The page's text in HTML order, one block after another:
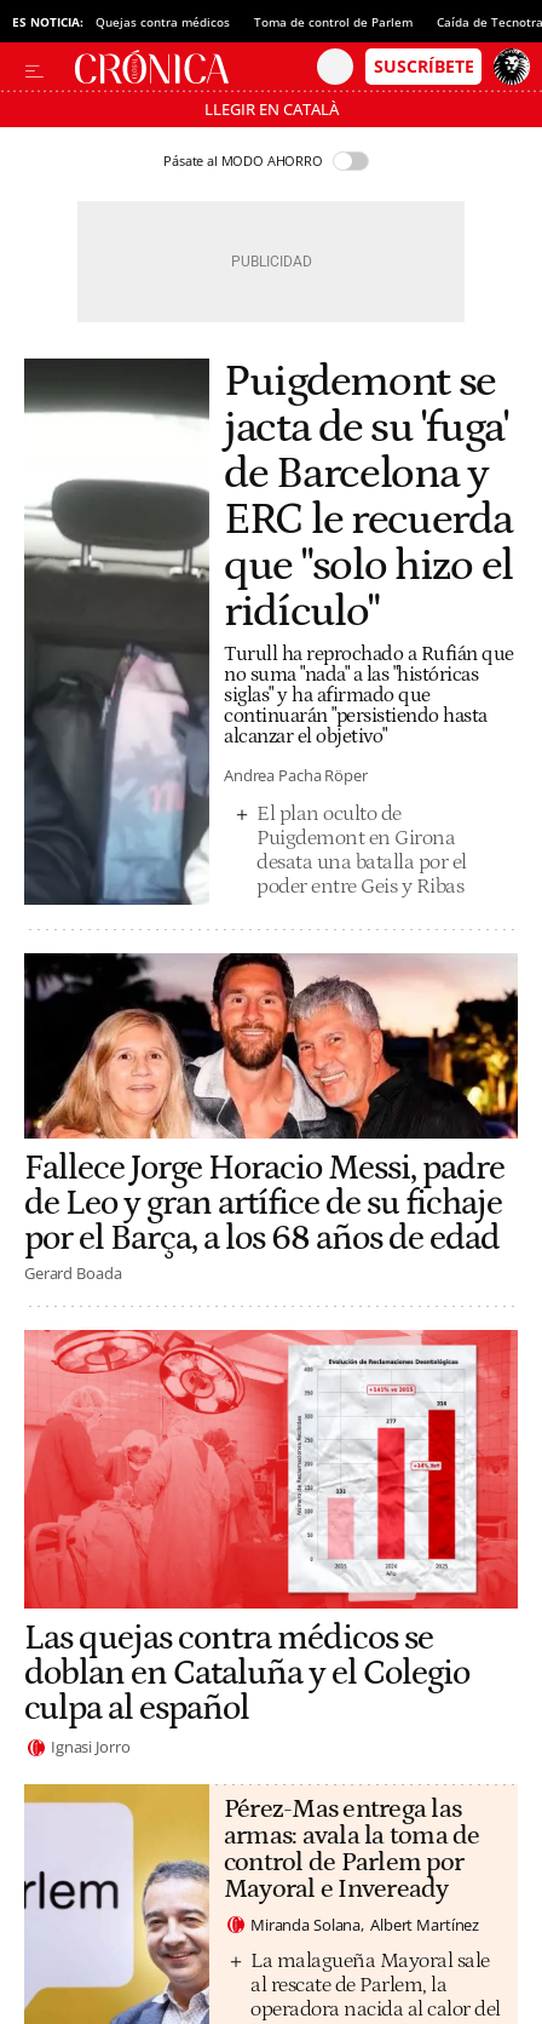
ES NOTICIA: Quejas contra médicos Toma de control de Parlem Caída de
LLEGIR EN CATALÀ
Pásate al MODO AHORRO
Puigdemont se
jacta de su 'fuga'
de Barcelona y
ERC le recuerda
que "solo hizo el
ridículo"
Turull ha reprochado a Rufián que
no suma "nada" a las "históricas
siglas" y ha afirmado que
continuarán "persistiendo hasta
alcanzar el objetivo"
Andrea Pacha Röper
El plan oculto de
Puigdemont en Girona
desata una batalla por el
poder entre Geis y Ribas
Fallece Jorge Horacio Messi, padre
de Leo y gran artífice de su fichaje
por el Barça, a los 68 años de edad
Gerard Boada
Las quejas contra médicos se
doblan en Cataluña y el Colegio
culpa al español
Ignasi Jorro
Pérez-Mas entrega las
armas: avala la toma de
control de Parlem por
Mayoral e Inveready
Miranda Solana Albert Martínez
La malagueña Mayoral sale
al rescate de Parlem, la
operadora nacida al calor del